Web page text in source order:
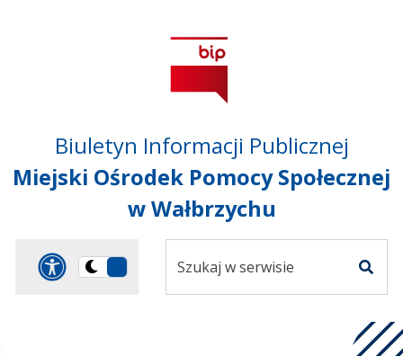
Przejdź do
głównego menu
Przejdź do treści
Przejdź do mapy
serwisu
Biuletyn Informacji Publicznej
Miejski Ośrodek Pomocy Społecznej
w Wałbrzychu
Panel dostosowania
Przełącz
serwisie